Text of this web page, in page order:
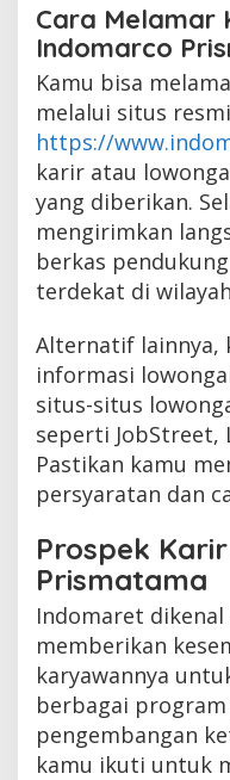
Cara Melamar
Indomarco
Kamu bisa
melalui situs
https://
karir atau
yang diberikan.
mengirimkan
berkas
terdekat di
Alternatif lainnya,
informasi
situs-situs
seperti JobStreet,
Pastikan kamu
persyaratan dan
Prospek
Prismatama
Indomaret dikenal
memberikan
karyawannya
berbagai
pengembangan
kamu ikuti untuk